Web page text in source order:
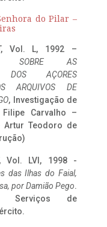
do Pilar –
Vol. L, 1992 –
SOBRE AS
DOS AÇORES
ARQUIVOS DE
, Investigação de
Carvalho –
Artur Teodoro de
Vol. LVI, 1998 -
das Ilhas do Faial,
por Damião Pego.
Serviços de